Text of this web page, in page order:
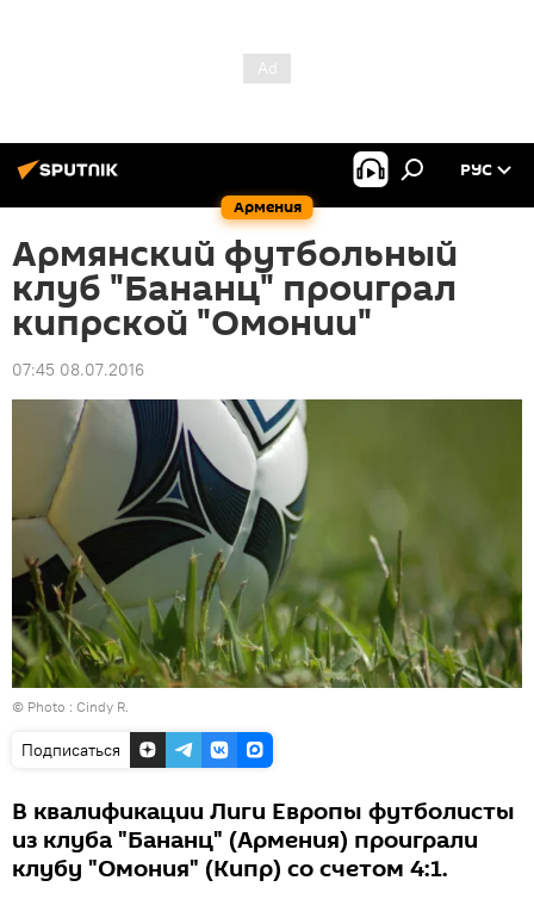
Армения
РУС
Армянский футбольный
клуб "Бананц" проиграл
кипрской "Омонии"
07:45 08.07.2016
© Photo : Cindy R.
Подписаться
В квалификации Лиги Европы футболисты
из клуба "Бананц" (Армения) проиграли
клубу "Омония" (Кипр) со счетом 4:1.